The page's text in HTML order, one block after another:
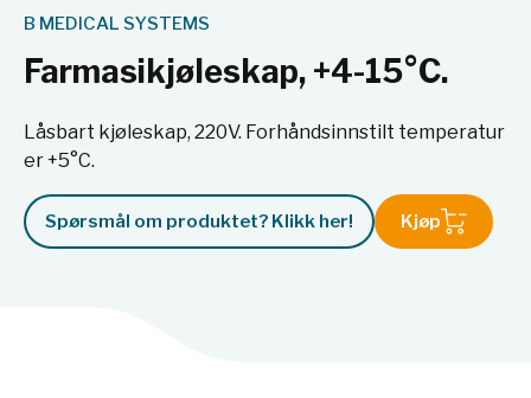
B MEDICAL SYSTEMS
Farmasikjøleskap, +4-15°C.
Låsbart kjøleskap, 220V. Forhåndsinnstilt temperatur
er +5°C.
Spørsmål om produktet? Klikk her! Kjøp